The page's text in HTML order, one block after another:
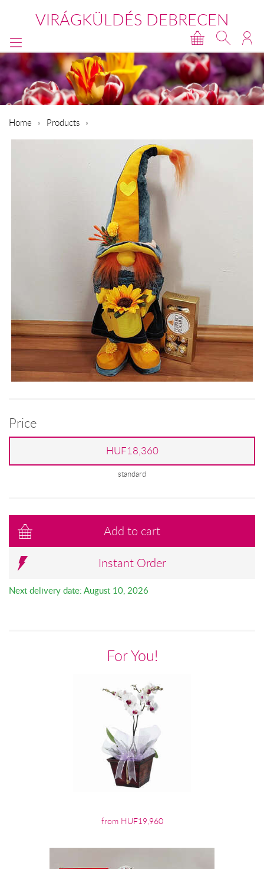
VIRÁGKÜLDÉS DEBRECEN
Home Products
Price
HUF18,360
standard
Add to cart
Instant Order
Next delivery date: August 10, 2026
For You!
from HUF19,960